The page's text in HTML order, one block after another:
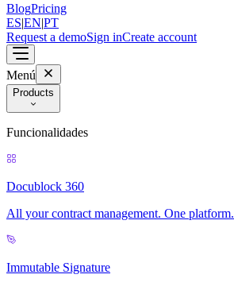
BlogPricing
ES|EN|PT
Request a demoSign inCreate account
Menú
Products
Funcionalidades
Docublock 360
All your contract management. One platform.
Immutable Signature